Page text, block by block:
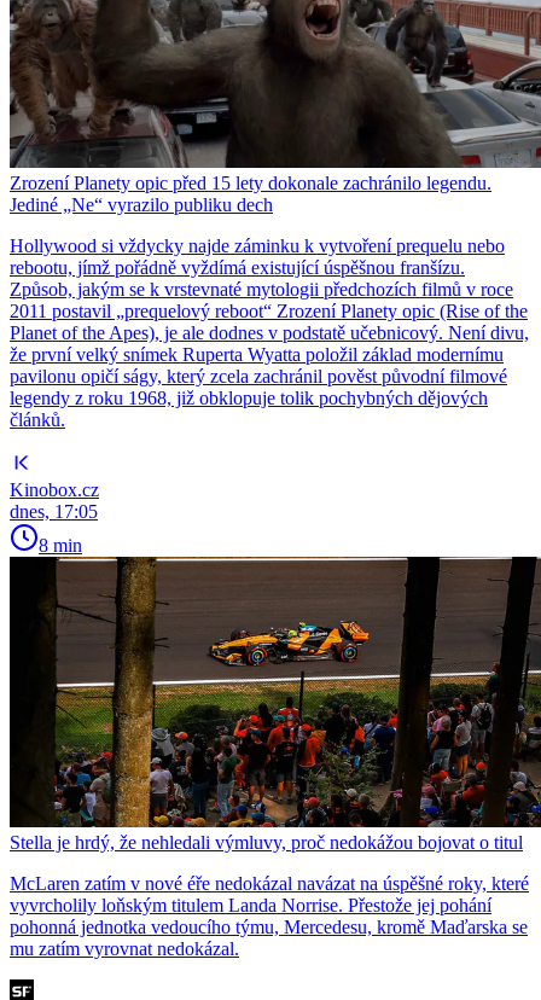
Zrození Planety opic před 15 lety dokonale zachránilo legendu.
Jediné „Ne“ vyrazilo publiku dech
Hollywood si vždycky najde záminku k vytvoření prequelu nebo
rebootu, jímž pořádně vyždímá existující úspěšnou franšízu.
Způsob, jakým se k vrstevnaté mytologii předchozích filmů v roce
2011 postavil „prequelový reboot“ Zrození Planety opic (Rise of the
Planet of the Apes), je ale dodnes v podstatě učebnicový. Není divu,
že první velký snímek Ruperta Wyatta položil základ modernímu
pavilonu opičí ságy, který zcela zachránil pověst původní filmové
legendy z roku 1968, již obklopuje tolik pochybných dějových
článků.
Kinobox.cz
dnes, 17:05
8 min
Stella je hrdý, že nehledali výmluvy, proč nedokážou bojovat o titul
McLaren zatím v nové éře nedokázal navázat na úspěšné roky, které
vyvrcholily loňským titulem Landa Norrise. Přestože jej pohání
pohonná jednotka vedoucího týmu, Mercedesu, kromě Maďarska se
mu zatím vyrovnat nedokázal.